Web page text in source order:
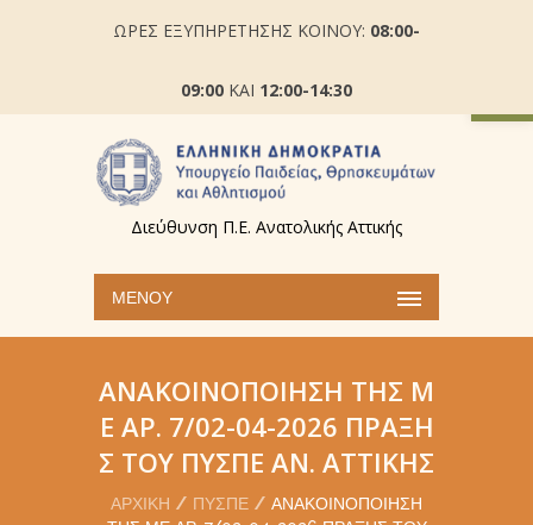
ΩΡΕΣ ΕΞΥΠΗΡΕΤΗΣΗΣ ΚΟΙΝΟΥ: 08:00-
09:00 ΚΑΙ 12:00-14:30
Διεύθυνση Π.Ε. Ανατολικής Αττικής
ΜΕΝΟΎ
ΑΝΑΚΟΙΝΟΠΟΊΗΣΗ ΤΗΣ Μ
Ε ΑΡ. 7/02-04-2026 ΠΡΆΞΗ
Σ ΤΟΥ ΠΥΣΠΕ ΑΝ. ΑΤΤΙΚΉΣ
ΑΡΧΙΚΉ ΠΥΣΠΕ
ΑΝΑΚΟΙΝΟΠΟΊΗΣΗ